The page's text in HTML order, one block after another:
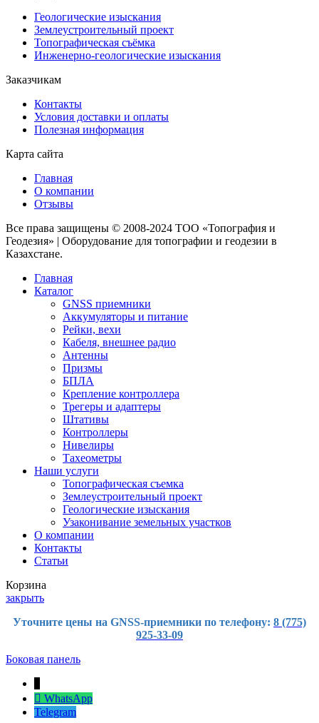
Геологические изыскания
Землеустроительный проект
Топографическая съёмка
Инженерно-геологические изыскания
Заказчикам
Контакты
Условия доставки и оплаты
Полезная информация
Карта сайта
Главная
О компании
Отзывы
Все права защищены © 2008-2024 ТОО «Топография и
Геодезия» | Оборудование для топографии и геодезии в
Казахстане.
Главная
Каталог
GNSS приемники
Аккумуляторы и питание
Рейки, вехи
Кабеля, внешнее радио
Антенны
Призмы
БПЛА
Крепление контроллера
Трегеры и адаптеры
Штативы
Контроллеры
Нивелиры
Тахеометры
Наши услуги
Топографическая съемка
Землеустроительный проект
Геологические изыскания
Узаконивание земельных участков
О компании
Контакты
Статьи
Корзина
закрыть
Уточните цены на GNSS-приемники по телефону: 8 (775)
925-33-09
Боковая панель
WhatsApp
Telegram